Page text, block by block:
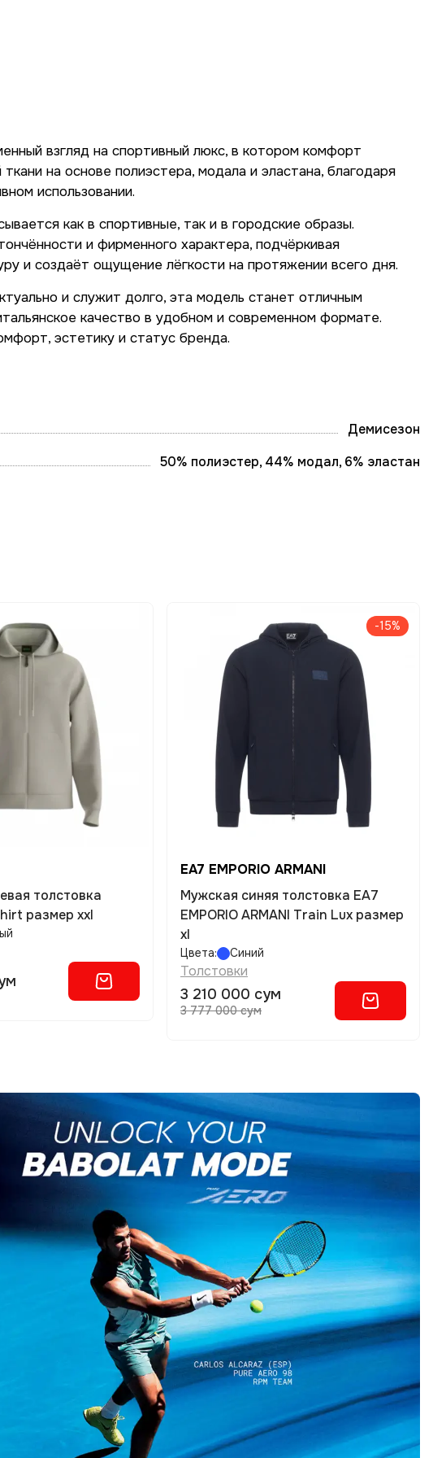
взгляд на спортивный люкс, в котором комфорт
на основе полиэстера, модала и эластана, благодаря
использовании.
как в спортивные, так и в городские образы.
и фирменного характера, подчёркивая
и создаёт ощущение лёгкости на протяжении всего дня.
и служит долго, эта модель станет отличным
качество в удобном и современном формате.
эстетику и статус бренда.
Демисезон
50% полиэстер, 44% модал, 6% эластан
толстовка
размер xxl
-15%
EA7 EMPORIO ARMANI
Мужская синяя толстовка EA7
EMPORIO ARMANI Train Lux размер
xl
Цвета: Синий
Толстовки
3 210 000 сум
3 777 000 сум